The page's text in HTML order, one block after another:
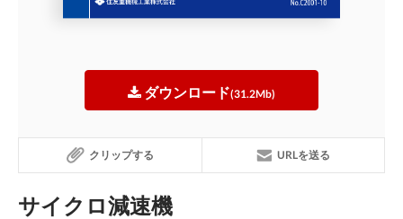
ダウンロード(31.2Mb)
クリップする URLを送る
サイクロ減速機